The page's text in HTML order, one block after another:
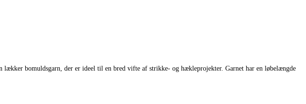
bomuldsgarn, der er ideel til en bred vifte af strikke- og hækleprojekter. Garnet har en løbelængde